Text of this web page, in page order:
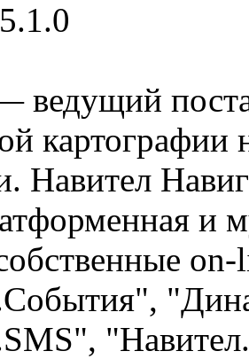
ведущий
картографии
Навител
и